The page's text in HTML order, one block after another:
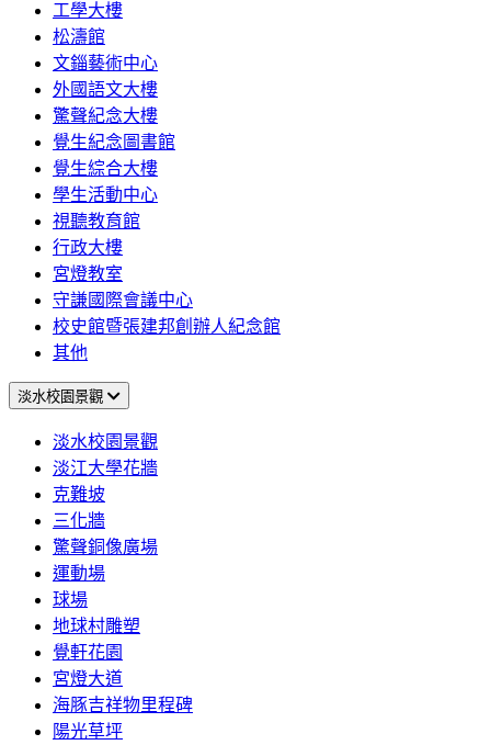
工學大樓
松濤館
文錙藝術中心
外國語文大樓
驚聲紀念大樓
覺生紀念圖書館
覺生綜合大樓
學生活動中心
視聽教育館
行政大樓
宮燈教室
守謙國際會議中心
校史館暨張建邦創辦人紀念館
其他
淡水校園景觀
淡水校園景觀
淡江大學花牆
克難坡
三化牆
驚聲銅像廣場
運動場
球場
地球村雕塑
覺軒花園
宮燈大道
海豚吉祥物里程碑
陽光草坪